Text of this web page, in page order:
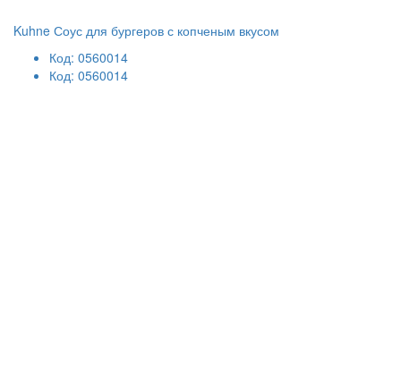
Kuhne Соус для бургеров с копченым вкусом
Код: 0560014
Код: 0560014